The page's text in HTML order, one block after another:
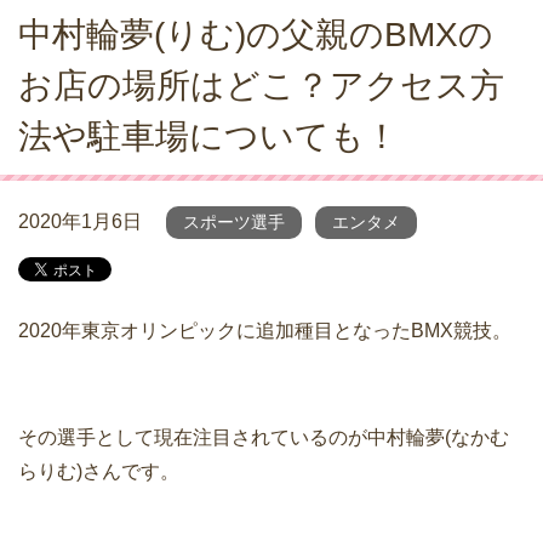
中村輪夢(りむ)の父親のBMXの
お店の場所はどこ？アクセス方
法や駐車場についても！
2020年1月6日 スポーツ選手 エンタメ
2020年東京オリンピックに追加種目となったBMX競技。
その選手として現在注目されているのが中村輪夢(なかむ
らりむ)さんです。